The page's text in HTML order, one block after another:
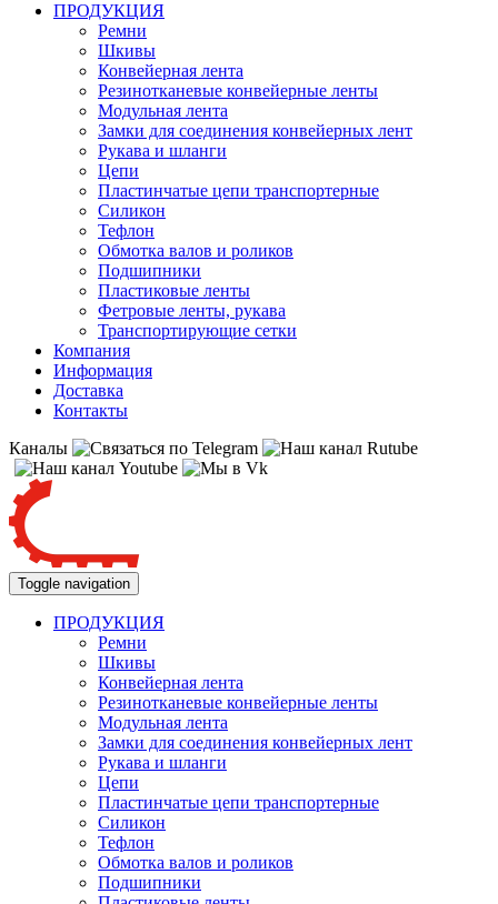
ПРОДУКЦИЯ
Ремни
Шкивы
Конвейерная лента
Резинотканевые конвейерные ленты
Модульная лента
Замки для соединения конвейерных лент
Рукава и шланги
Цепи
Пластинчатые цепи транспортерные
Силикон
Тефлон
Обмотка валов и роликов
Подшипники
Пластиковые ленты
Фетровые ленты, рукава
Транспортирующие сетки
Компания
Информация
Доставка
Контакты
Каналы
Toggle navigation
ПРОДУКЦИЯ
Ремни
Шкивы
Конвейерная лента
Резинотканевые конвейерные ленты
Модульная лента
Замки для соединения конвейерных лент
Рукава и шланги
Цепи
Пластинчатые цепи транспортерные
Силикон
Тефлон
Обмотка валов и роликов
Подшипники